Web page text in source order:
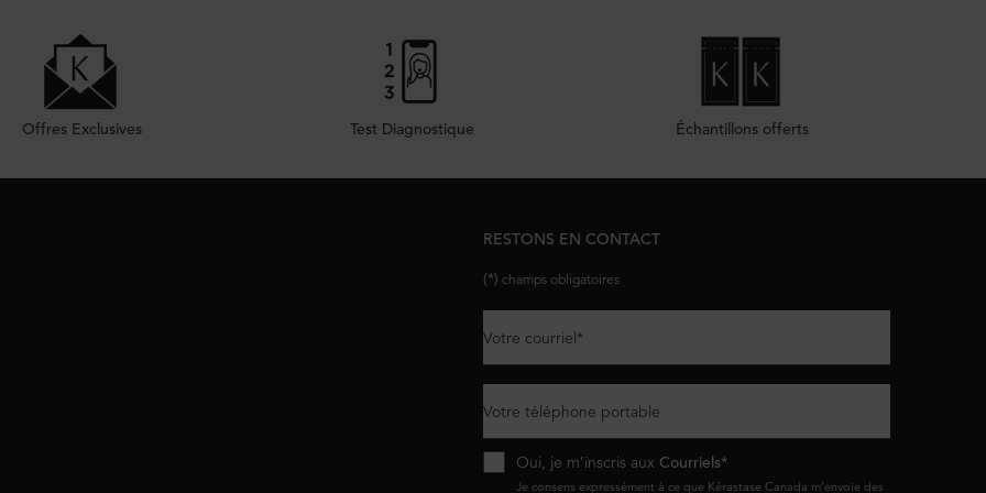
Offres Exclusives Test Diagnostique Échantillons offerts
RESTONS EN CONTACT
(*) champs obligatoires
Votre courriel*
Votre téléphone portable
Oui, je m’inscris aux Courriels*
Je consens expressément à ce que Kérastase Canada m’envoie des